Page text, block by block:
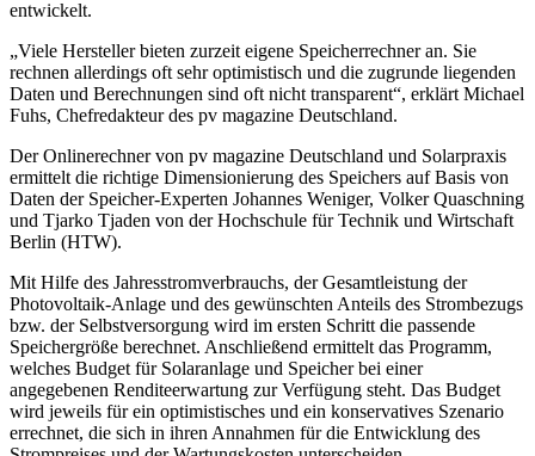
entwickelt.
„Viele Hersteller bieten zurzeit eigene Speicherrechner an. Sie
rechnen allerdings oft sehr optimistisch und die zugrunde liegenden
Daten und Berechnungen sind oft nicht transparent“, erklärt Michael
Fuhs, Chefredakteur des pv magazine Deutschland.
Der Onlinerechner von pv magazine Deutschland und Solarpraxis
ermittelt die richtige Dimensionierung des Speichers auf Basis von
Daten der Speicher-Experten Johannes Weniger, Volker Quaschning
und Tjarko Tjaden von der Hochschule für Technik und Wirtschaft
Berlin (HTW).
Mit Hilfe des Jahresstromverbrauchs, der Gesamtleistung der
Photovoltaik-Anlage und des gewünschten Anteils des Strombezugs
bzw. der Selbstversorgung wird im ersten Schritt die passende
Speichergröße berechnet. Anschließend ermittelt das Programm,
welches Budget für Solaranlage und Speicher bei einer
angegebenen Renditeerwartung zur Verfügung steht. Das Budget
wird jeweils für ein optimistisches und ein konservatives Szenario
errechnet, die sich in ihren Annahmen für die Entwicklung des